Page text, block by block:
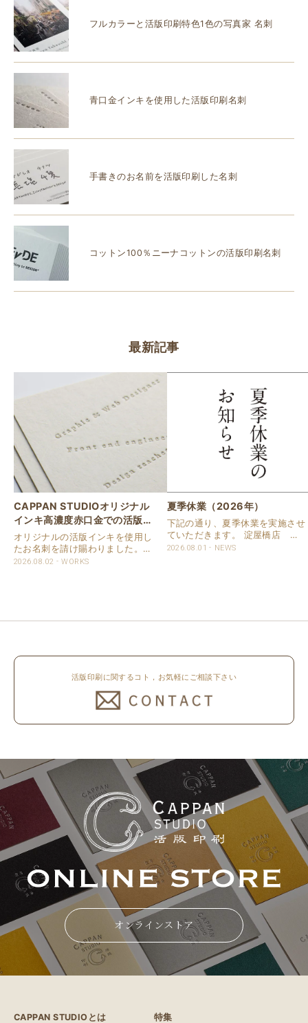
フルカラーと活版印刷特色1色の写真家 名刺
青口金インキを使用した活版印刷名刺
手書きのお名前を活版印刷した名刺
コットン100％ニーナコットンの活版印刷名刺
最新記事
CAPPAN STUDIOオリジナル
インキ高濃度赤口金での活版名
刺
オリジナルの活版インキを使用し
たお名刺を請け賜わりました。
用紙は新バフン紙Nのきぬを使用
2026.08.02 WORKS
夏季休業（2026年）
下記の通り、夏季休業を実施させ
ていただきます。 淀屋橋店 通
常営業いたします。 奈良店 8月
2026.08.01 NEWS
活版印刷に関するコト，お気軽にご相談下さい
オンラインストア
CAPPAN STUDIOとは 特集